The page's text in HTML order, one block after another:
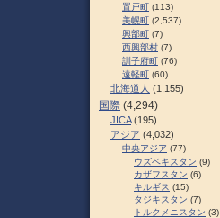
置戸町 (113)
美幌町 (2,537)
興部町 (7)
西興部村 (7)
訓子府町 (76)
遠軽町 (60)
北海道人 (1,155)
国際 (4,294)
JICA(195)
アジア (4,032)
中央アジア (77)
ウズベキスタン (9)
カザフスタン (6)
キルギス (15)
タジキスタン (7)
トルクメニスタン (3)